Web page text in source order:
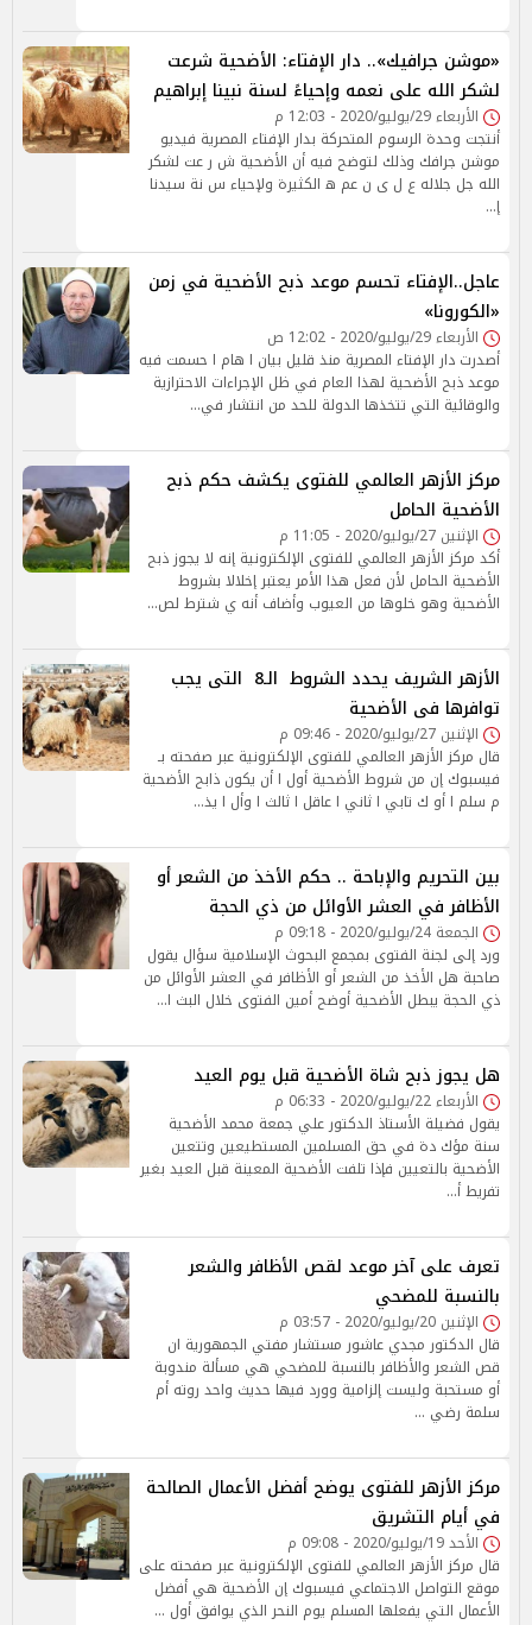
«موشن جرافيك».. دار الإفتاء: الأضحية شرعت
لشكر الله على نعمه وإحياءً لسنة نبينا إبراهيم‎
الأربعاء 29/يوليو/2020 - 12:03 م
أنتجت وحدة الرسوم المتحركة بدار الإفتاء المصرية فيديو
موشن جرافك وذلك لتوضح فيه أن الأضحية ش ر عت لشكر
الله جل جلاله ع ل ى ن عم ه الكثيرة ولإحياء س نة سيدنا
إ…
عاجل..الإفتاء تحسم موعد ذبح الأضحية في زمن
«الكورونا»
الأربعاء 29/يوليو/2020 - 12:02 ص
أصدرت دار الإفتاء المصرية منذ قليل بيان ا هام ا حسمت فيه
موعد ذبح الأضحية لهذا العام في ظل الإجراءات الاحترازية
والوقائية التي تتخذها الدولة للحد من انتشار في…
مركز الأزهر العالمي للفتوى يكشف حكم ذبح
الأضحية الحامل
الإثنين 27/يوليو/2020 - 11:05 م
أكد مركز الأزهر العالمي للفتوى الإلكترونية إنه لا يجوز ذبح
الأضحية الحامل لأن فعل هذا الأمر يعتبر إخلالا بشروط
الأضحية وهو خلوها من العيوب وأضاف أنه ي شترط لص…
الأزهر الشريف يحدد الشروط الـ8 التى يجب
توافرها فى الأضحية
الإثنين 27/يوليو/2020 - 09:46 م
قال مركز الأزهر العالمي للفتوى الإلكترونية عبر صفحته بـ
فيسبوك إن من شروط الأضحية أول ا أن يكون ذابح الأضحية
م سلم ا أو ك تابي ا ثاني ا عاقل ا ثالث ا وأل ا يذ…
بين التحريم والإباحة .. حكم الأخذ من الشعر أو
الأظافر في العشر الأوائل من ذي الحجة
الجمعة 24/يوليو/2020 - 09:18 م
ورد إلى لجنة الفتوى بمجمع البحوث الإسلامية سؤال يقول
صاحبة هل الأخذ من الشعر أو الأظافر في العشر الأوائل من
ذي الحجة يبطل الأضحية أوضح أمين الفتوى خلال البث ا…
هل يجوز ذبح شاة الأضحية قبل يوم العيد
الأربعاء 22/يوليو/2020 - 06:33 م
يقول فضيلة الأستاذ الدكتور علي جمعة محمد الأضحية
سنة مؤك دة في حق المسلمين المستطيعين وتتعين
الأضحية بالتعيين فإذا تلفت الأضحية المعينة قبل العيد بغير
تفريط أ…
تعرف على آخر موعد لقص الأظافر والشعر
بالنسبة للمضحي
الإثنين 20/يوليو/2020 - 03:57 م
قال الدكتور مجدي عاشور مستشار مفتي الجمهورية ان
قص الشعر والأظافر بالنسبة للمضحي هي مسألة مندوبة
أو مستحبة وليست إلزامية وورد فيها حديث واحد روته أم
سلمة رضي …
مركز الأزهر للفتوى يوضح أفضل الأعمال الصالحة
في أيام التشريق
الأحد 19/يوليو/2020 - 09:08 م
قال مركز الأزهر العالمي للفتوى الإلكترونية عبر صفحته على
موقع التواصل الاجتماعي فيسبوك إن الأضحية هي أفضل
الأعمال التي يفعلها المسلم يوم النحر الذي يوافق أول …